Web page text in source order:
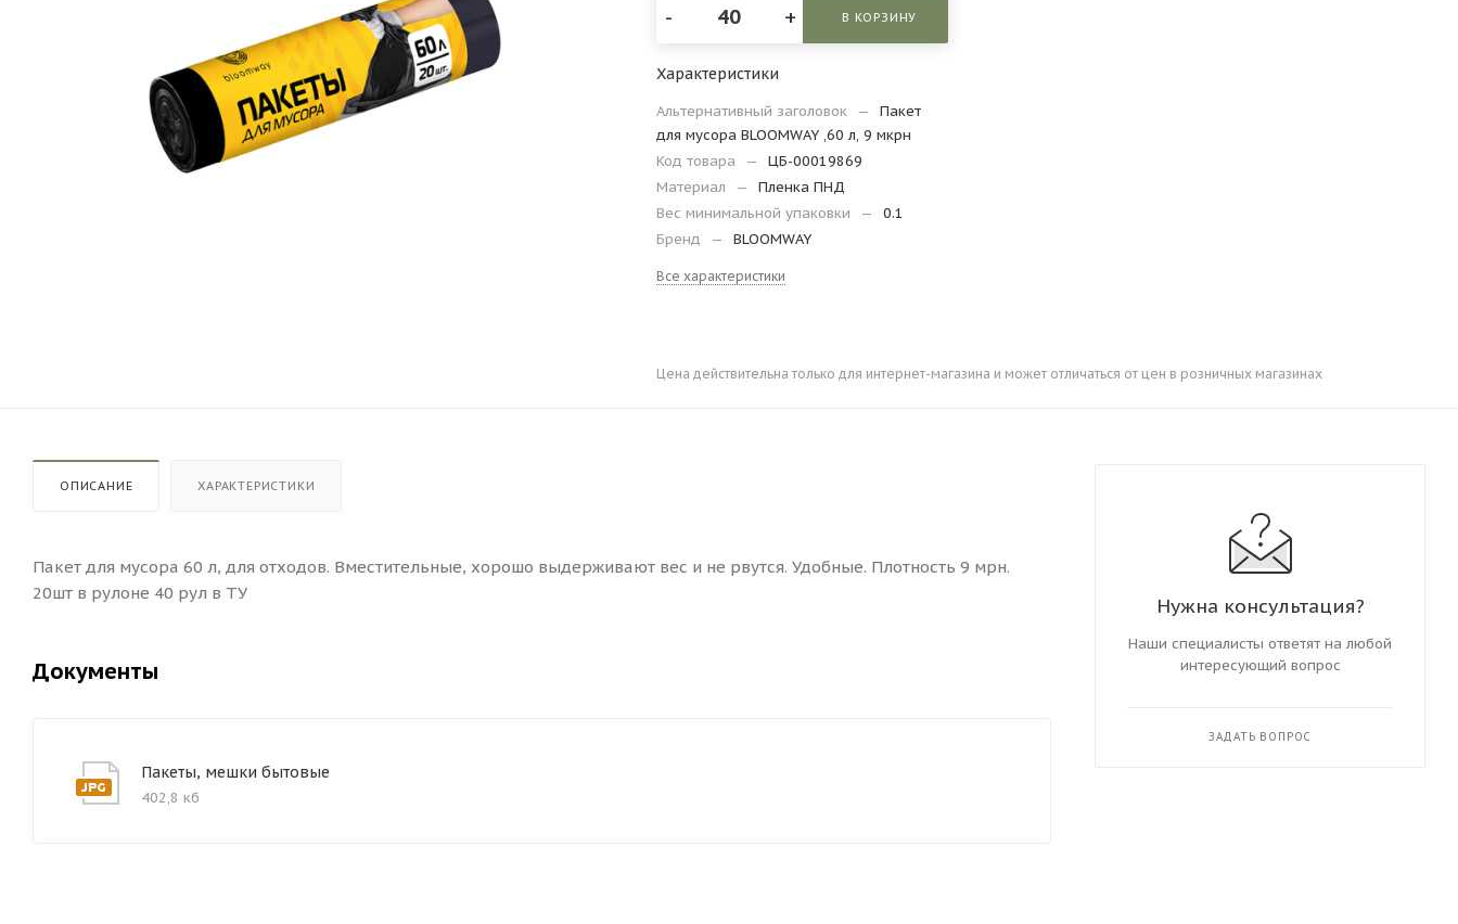
- + В КОРЗИНУ
Характеристики
Альтернативный заголовок —
Пакет
для мусора BLOOMWAY ,60 л, 9 мкрн
Код товара
—
ЦБ-00019869
Материал
—
Пленка ПНД
Вес минимальной упаковки
—
0.1
Бренд
— BLOOMWAY
Все характеристики
Цена действительна только для интернет-магазина и может отличаться от цен в розничных магазинах
ОПИСАНИЕ ХАРАКТЕРИСТИКИ
Пакет для мусора 60 л, для отходов. Вместительные, хорошо выдерживают вес и не рвутся. Удобные. Плотность 9 мрн.
20шт в рулоне 40 рул в ТУ
Документы
Пакеты, мешки бытовые
402,8 кб
Нужна консультация?
Наши специалисты ответят на любой
интересующий вопрос
ЗАДАТЬ ВОПРОС